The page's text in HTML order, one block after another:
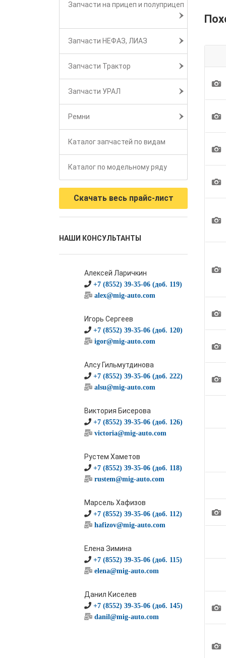
Запчасти на прицеп и полуприцеп
Запчасти НЕФАЗ, ЛИАЗ
Запчасти Трактор
Запчасти УРАЛ
Ремни
Каталог запчастей по видам
Каталог по модельному ряду
Скачать весь прайс-лист
НАШИ КОНСУЛЬТАНТЫ
Алексей Ларичкин
+7 (8552) 39-35-06 (доб. 119)
alex@mig-auto.com
Игорь Сергеев
+7 (8552) 39-35-06 (доб. 120)
igor@mig-auto.com
Алсу Гильмутдинова
+7 (8552) 39-35-06 (доб. 222)
alsu@mig-auto.com
Виктория Бисерова
+7 (8552) 39-35-06 (доб. 126)
victoria@mig-auto.com
Рустем Хаметов
+7 (8552) 39-35-06 (доб. 118)
rustem@mig-auto.com
Марсель Хафизов
+7 (8552) 39-35-06 (доб. 112)
hafizov@mig-auto.com
Елена Зимина
+7 (8552) 39-35-06 (доб. 115)
elena@mig-auto.com
Данил Киселев
+7 (8552) 39-35-06 (доб. 145)
danil@mig-auto.com
1
1
1
1
1
1
1
1
1
1
1
1